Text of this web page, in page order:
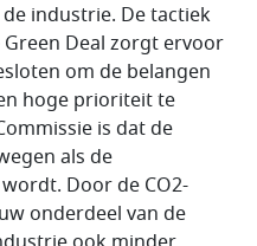
industrie. De tactiek
Deal zorgt ervoor
om de belangen
hoge prioriteit te
is dat de
als de
Door de CO2-
onderdeel van de